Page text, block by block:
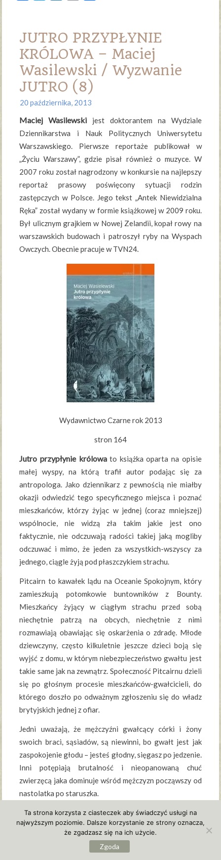
JUTRO PRZYPŁYNIE
KRÓLOWA – Maciej
Wasilewski / Wyzwanie
JUTRO (8)
20 października, 2013
Maciej Wasilewski jest doktorantem na Wydziale
Dziennikarstwa i Nauk Politycznych Uniwersytetu
Warszawskiego. Pierwsze reportaże publikował w
„Życiu Warszawy”, gdzie pisał również o muzyce. W
2007 roku został nagrodzony w konkursie na najlepszy
reportaż prasowy poświęcony sytuacji rodzin
zastępczych w Polsce. Jego tekst „Antek Niewidzialna
Ręka” został wydany w formie książkowej w 2009 roku.
Był ulicznym grajkiem w Nowej Zelandii, kopał rowy na
warszawskich budowach i patroszył ryby na Wyspach
Owczych. Obecnie pracuje w TVN24.
Wydawnictwo Czarne rok 2013
stron 164
Jutro przypłynie królowato książka oparta na opisie
małej wyspy, na którą trafił autor podając się za
antropologa. Jako dziennikarz z pewnością nie miałby
okazji odwiedzić tego specyficznego miejsca i poznać
mieszkańców, którzy żyjąc w jednej (coraz mniejszej)
wspólnocie, nie widzą zła takim jakie jest ono
faktycznie, nie odczuwają radości takiej jaką mogliby
odczuwać i mimo, że jeden za wszystkich-wszyscy za
jednego, ciągle żyją pod płaszczykiem strachu.
Pitcairn to kawałek lądu na Oceanie Spokojnym, który
zamieszkują potomkowie buntowników z Bounty.
Mieszkańcy żyjący w ciągłym strachu przed sobą
niechętnie patrzą na obcych, niechętnie z nimi
rozmawiają obawiając się oskarżenia o zdradę. Młode
dziewczyny, często kilkuletnie jeszcze dzieci boją się
wyjść z domu, w którym niebezpieczeństwo gwałtu jest
takie same jak na zewnątrz. Społeczność Pitcairnu dzieli
się po głośnym procesie mieszkańców-gwałcicieli, do
którego doszło po odważnym zgłoszeniu się do władz
brytyjskich jednej z ofiar.
Jedni uważają, że mężczyźni gwałcący córki i żony
swoich braci, sąsiadów, są niewinni, bo gwałt jest jak
zaspokojenie głodu – jesteś głodny, sięgasz po jedzenie.
Inni potępiają brutalność i nieopanowaną chuć
zwierzęcą jaka dominuje wśród mężczyzn począwszy od
nastolatka po staruszka.
Książka interesująca, aczkolwiek ciężka w odbiorze dla
mnie, jako kobiety-czytelnika. Napisana w formie
reportażu-wywiadu, odkrywa mentalność ludzi
skazanych na siebie. Wielu mieszkańców tej wyspy
Ta strona korzysta z ciasteczek aby świadczyć usługi na
najwyższym poziomie. Dalsze korzystanie ze strony oznacza,
że zgadzasz się na ich użycie.
Zgoda